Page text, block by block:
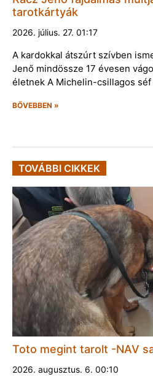
tarotkártyák
2026. július. 27. 01:17
A kardokkal átszúrt szívben
Jenő mindössze 17 évesen
életnek A Michelin-csillagos
BŐVEBBEN »
TOVÁBBI CIKKEK
Toto megint tarolt -NAV
2026. augusztus. 6. 00:10